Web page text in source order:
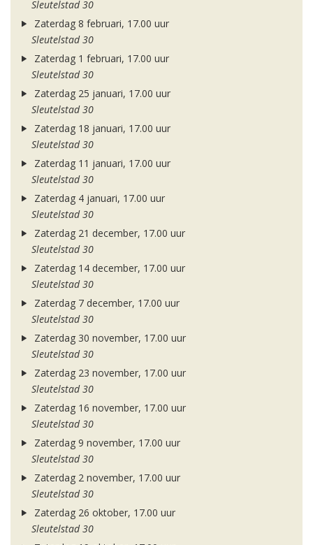
Sleutelstad 30
Zaterdag 8 februari, 17.00 uur
Sleutelstad 30
Zaterdag 1 februari, 17.00 uur
Sleutelstad 30
Zaterdag 25 januari, 17.00 uur
Sleutelstad 30
Zaterdag 18 januari, 17.00 uur
Sleutelstad 30
Zaterdag 11 januari, 17.00 uur
Sleutelstad 30
Zaterdag 4 januari, 17.00 uur
Sleutelstad 30
Zaterdag 21 december, 17.00 uur
Sleutelstad 30
Zaterdag 14 december, 17.00 uur
Sleutelstad 30
Zaterdag 7 december, 17.00 uur
Sleutelstad 30
Zaterdag 30 november, 17.00 uur
Sleutelstad 30
Zaterdag 23 november, 17.00 uur
Sleutelstad 30
Zaterdag 16 november, 17.00 uur
Sleutelstad 30
Zaterdag 9 november, 17.00 uur
Sleutelstad 30
Zaterdag 2 november, 17.00 uur
Sleutelstad 30
Zaterdag 26 oktober, 17.00 uur
Sleutelstad 30